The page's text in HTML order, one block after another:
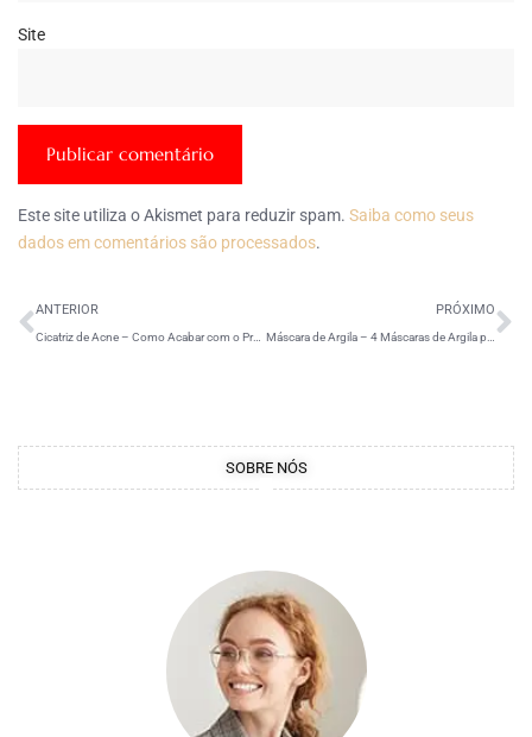
Site
Este site utiliza o Akismet para reduzir spam. Saiba como seus
dados em comentários são processados.
ANTERIOR
Cicatriz de Acne – Como Acabar com o Problema
PRÓXIMO
SOBRE NÓS